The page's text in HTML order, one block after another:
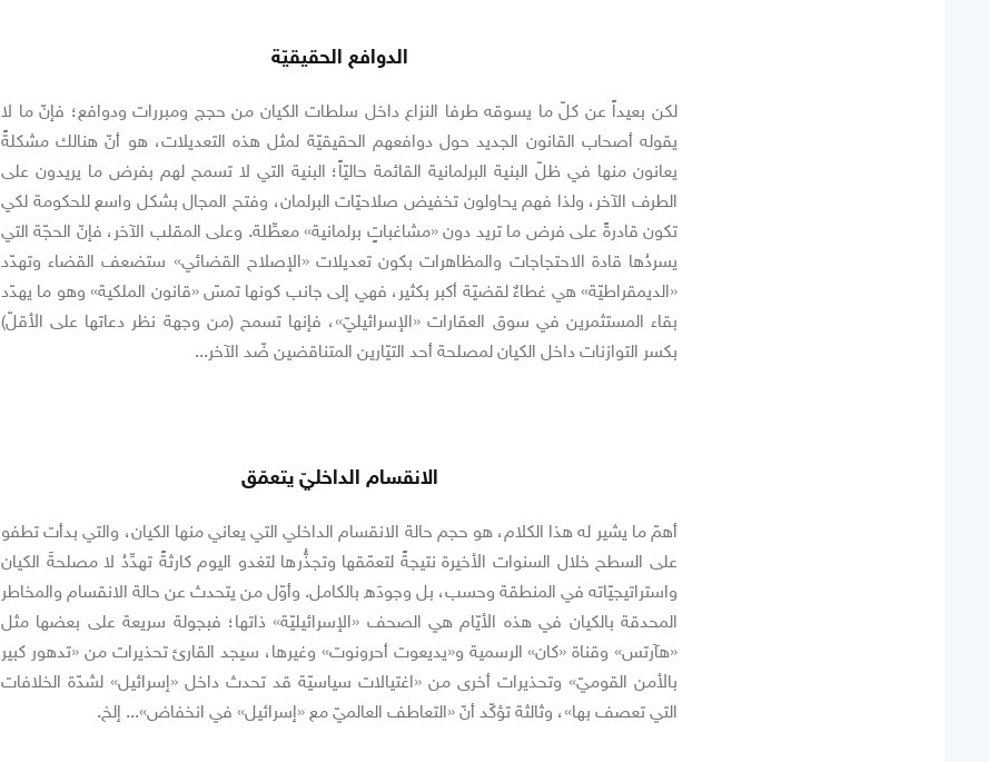
الدوافع الحقيقيّة
لكن بعيداً عن كلّ ما يسوقه طرفا النزاع داخل سلطات الكيان من حجج ومبررات ودوافع؛ فإنّ ما لا
يقوله أصحاب القانون الجديد حول دوافعهم الحقيقيّة لمثل هذه التعديلات، هو أنّ هنالك مشكلةً
يعانون منها في ظلّ البنية البرلمانية القائمة حاليّاً؛ البنية التي لا تسمح لهم بفرض ما يريدون على
الطرف الآخر، ولذا فهم يحاولون تخفيض صلاحيّات البرلمان، وفتح المجال بشكل واسع للحكومة لكي
تكون قادرةً على فرض ما تريد دون «مشاغباتٍ برلمانية» معطِّلة. وعلى المقلب الآخر، فإنّ الحجّة التي
يسردُها قادة الاحتجاجات والمظاهرات بكون تعديلات «الإصلاح القضائي» ستضعف القضاء وتهدّد
«الديمقراطيّة» هي غطاءٌ لقضيّة أكبر بكثير، فهي إلى جانب كونها تمسّ «قانون الملكية» وهو ما يهدّد
بقاء المستثمرين في سوق العقارات «الإسرائيليّ»، فإنها تسمح (من وجهة نظر دعاتها على الأقلّ)
بكسر التوازنات داخل الكيان لمصلحة أحد التيّارين المتناقضين ضّد الآخر...
الانقسام الداخليّ يتعمّق
أهمّ ما يشير له هذا الكلام، هو حجم حالة الانقسام الداخلي التي يعاني منها الكيان، والتي بدأت تطفو
على السطح خلال السنوات الأخيرة نتيجةً لتعمّقها وتجذُّرها لتغدو اليوم كارثةً تهدِّدُ لا مصلحةَ الكيان
واستراتيجيّاته في المنطقة وحسب، بل وجودَه بالكامل. وأوّل من يتحدث عن حالة الانقسام والمخاطر
المحدقة بالكيان في هذه الأيّام هي الصحف «الإسرائيليّة» ذاتها؛ فبجولة سريعة على بعضها مثل
«هآرتس» وقناة «كان» الرسمية و«يديعوت أحرونوت» وغيرها، سيجد القارئ تحذيرات من «تدهور كبير
بالأمن القوميّ» وتحذيرات أخرى من «اغتيالات سياسيّة قد تحدث داخل «إسرائيل» لشدّة الخلافات
التي تعصف بها»، وثالثة تؤكّد أنّ «التعاطف العالميّ مع «إسرائيل» في انخفاض»... إلخ.